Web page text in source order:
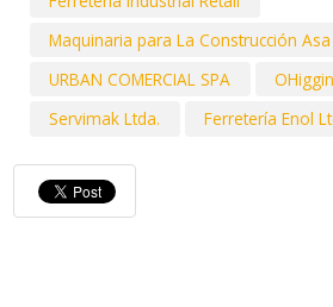
Maquinaria para La Construcción Asa
URBAN COMERCIAL SPA
Servimak Ltda.
Ferretería Enol